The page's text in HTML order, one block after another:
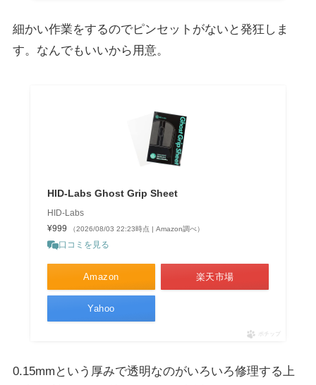
細かい作業をするのでピンセットがないと発狂しま
す。なんでもいいから用意。
HID-Labs Ghost Grip Sheet
HID-Labs
¥999
（2026/08/03 22:23時点 | Amazon調べ）
口コミを見る
Amazon 楽天市場
Yahoo
ポチップ
0.15mmという厚みで透明なのがいろいろ修理する上